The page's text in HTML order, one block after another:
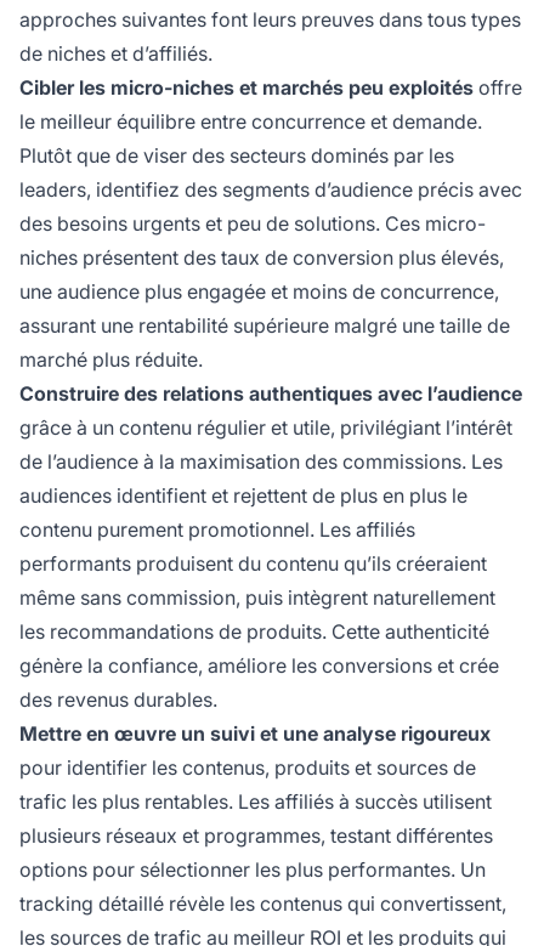
approches suivantes font leurs preuves dans tous types
de niches et d’affiliés.
Cibler les micro-niches et marchés peu exploités offre
le meilleur équilibre entre concurrence et demande.
Plutôt que de viser des secteurs dominés par les
leaders, identifiez des segments d’audience précis avec
des besoins urgents et peu de solutions. Ces micro-
niches présentent des taux de conversion plus élevés,
une audience plus engagée et moins de concurrence,
assurant une rentabilité supérieure malgré une taille de
marché plus réduite.
Construire des relations authentiques avec l’audience
grâce à un contenu régulier et utile, privilégiant l’intérêt
de l’audience à la maximisation des commissions. Les
audiences identifient et rejettent de plus en plus le
contenu purement promotionnel. Les affiliés
performants produisent du contenu qu’ils créeraient
même sans commission, puis intègrent naturellement
les recommandations de produits. Cette authenticité
génère la confiance, améliore les conversions et crée
des revenus durables.
Mettre en œuvre un suivi et une analyse rigoureux
pour identifier les contenus, produits et sources de
trafic les plus rentables. Les affiliés à succès utilisent
plusieurs réseaux et programmes, testant différentes
options pour sélectionner les plus performantes. Un
tracking détaillé révèle les contenus qui convertissent,
les sources de trafic au meilleur ROI et les produits qui